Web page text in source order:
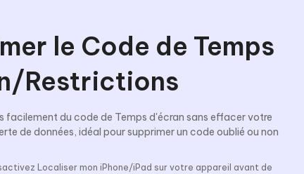
le Code de Temps
Restrictions
facilement du code de Temps d'écran sans effacer votre
de données, idéal pour supprimer un code oublié ou non
Localiser mon iPhone/iPad sur votre appareil avant de